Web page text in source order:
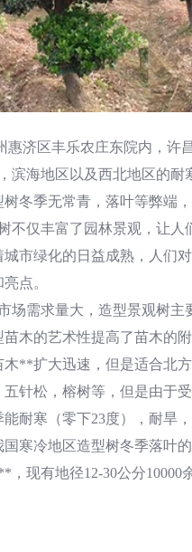
济区丰乐农庄东院内，
滨海地区以及西北地区的
冬季无常青，落叶等弊端
不仅丰富了园林景观，让
市绿化的日益成熟，人们
点。
场需求量大，造型景观树
木的艺术性提高了苗木的
**扩大迅速，但是适合北
针松，榕树等，但是由于
耐寒（零下23度），耐旱
寒冷地区造型树冬季落叶
现有地径12-30公分10000